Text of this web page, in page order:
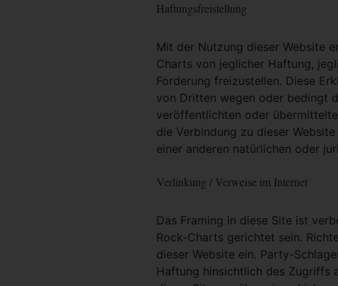
Haftungsfreistellung
Mit der Nutzung dieser Website
Charts von jeglicher Haftung,
Forderung freizustellen. Diese
von Dritten wegen oder bedingt
veröffentlichten oder
die Verbindung zu dieser
einer anderen natürlichen oder
Verlinkung / Verweise im Internet
Das Framing in diese Site ist
Rock-Charts gerichtet sein.
dieser Website ein. Party-
Haftung hinsichtlich des Zugriffs